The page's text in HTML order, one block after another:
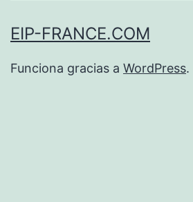
EIP-FRANCE.COM
Funciona gracias a WordPress.